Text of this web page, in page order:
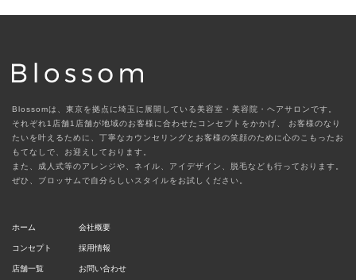
Blossomは、東京を拠点に埼玉に展開している美容室・美容院・ヘアサロンです。
それぞれ1店舗1店舗が地域のお客様に合わせたコンセプトをかかげ、
お客様のなり
たいを叶えるために、丁寧なカウンセリングとお客様の笑顔のために心のこもったお
もてなしで、お迎えしております。
また、成人式等のアレンジや、ネイル、アイデザイン、脱毛なども行っております。
ぜひ、ブロッサムで自分らしいスタイルをお試しください。
ホーム
コンセプト
店舗一覧
会社概要
採用情報
お問い合わせ